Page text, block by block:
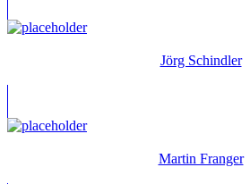
Jörg Schindler
Martin Franger